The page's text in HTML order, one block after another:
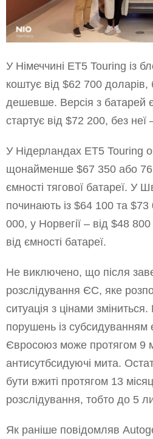
У Німеччині ET5 Touring із
коштує від $62 700
дешевше. Версія з батарей
стартує від $72 200, без неї
У Нідерландах ET5 Touring
щонайменше $67 350 або 76
ємності тягової батареї. У
починають із $64 100 та $73
000, у Норвегії – від $48
від ємності батареї.
Не виключено, що після
розслідування ЄС, яке
ситуація з цінами
порушень із субсидуванням
Євросоюз може протягом 9
антисутбсидуючі мита.
бути вжиті протягом 13
розслідування, тобто до 5
Як раніше повідомляв